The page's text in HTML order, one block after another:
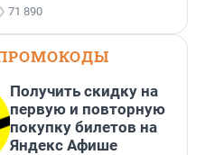
71 890
Получить скидку на
первую и повторную
покупку билетов на
Яндекс Афише